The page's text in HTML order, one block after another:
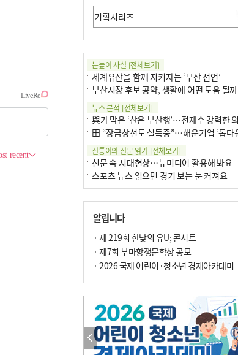
와 행복 꿈꿔
원으로 조성”
눈높이 사설 [전체보기]
세계유산을 함께 지키자는 ‘부산 선언’
부산시장 후보 공약, 생활에 어떤 도움 될까
뉴스 분석 [전체보기]
신통이의 신문 읽기 [전체보기]
신문 속 시대현상…뉴미디어 활용해 봐요
스포츠 뉴스 읽으면 경기 보는 눈 커져요
팩트체크[전체보기]
의령 한우산 털중나리
한 손 뉴스[전체보기]
알립니다
· 제 219회 한낮의 유U; 콘서트
· 제7회 부마항쟁문학상 공모
· 2026 국제 어린이·청소년 경제아카데미